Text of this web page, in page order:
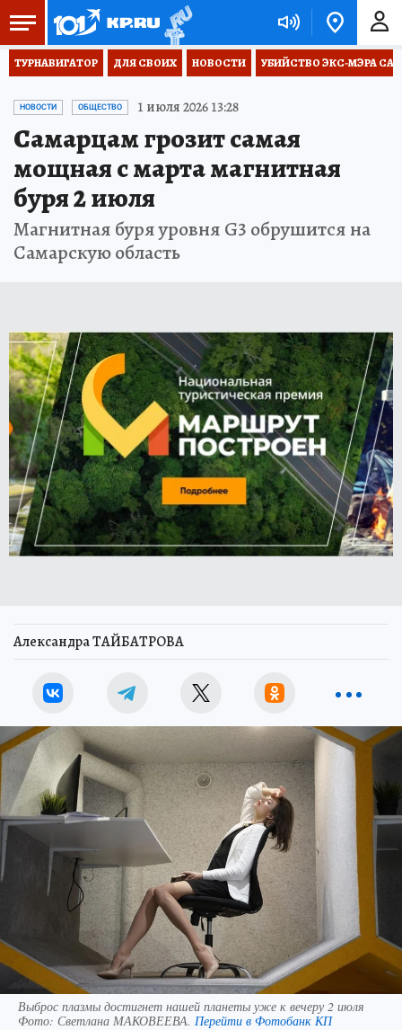
ТУРНАВИГАТОР ДЛЯ СВОИХ НОВОСТИ УБИЙСТВО ЭКС-МЭРА
НОВОСТИ ОБЩЕСТВО 1 июля 2026 13:28
Самарцам грозит самая
мощная с марта магнитная
буря 2 июля
Магнитная буря уровня G3 обрушится на
Самарскую область
Александра ТАЙБАТРОВА
Выброс плазмы достигнет нашей планеты уже к вечеру 2 июля
Фото: Светлана МАКОВЕЕВА. Перейти в Фотобанк КП